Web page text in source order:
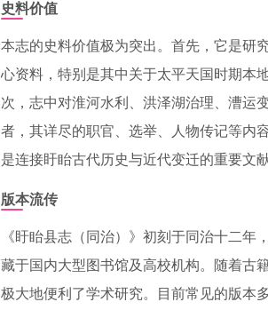
史料价值
本志的史料价值极为突出。首先，它是研
心资料，特别是其中关于太平天国时期本
次，志中对淮河水利、洪泽湖治理、漕运
者，其详尽的职官、选举、人物传记等内
是连接盱眙古代历史与近代变迁的重要文
版本流传
《盱眙县志（同治）》初刻于同治十二
藏于国内大型图书馆及高校机构。随着古
极大地便利了学术研究。目前常见的版本